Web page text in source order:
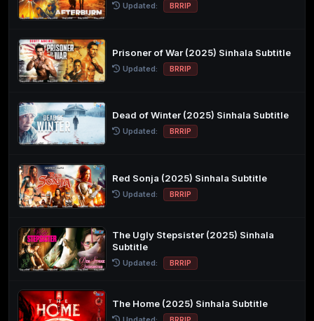
Updated: BRRIP
Prisoner of War (2025) Sinhala Subtitle
Updated: BRRIP
Dead of Winter (2025) Sinhala Subtitle
Updated: BRRIP
Red Sonja (2025) Sinhala Subtitle
Updated: BRRIP
The Ugly Stepsister (2025) Sinhala
Subtitle
Updated: BRRIP
The Home (2025) Sinhala Subtitle